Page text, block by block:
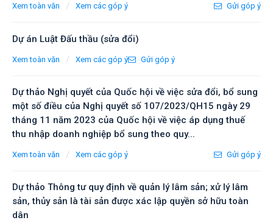
Xem toàn văn / Xem các góp ý Gửi góp ý
Dự án Luật Đấu thầu (sửa đổi)
Xem toàn văn / Xem các góp ý Gửi góp ý
Dự thảo Nghị quyết của Quốc hội về việc sửa đổi, bổ sung
một số điều của Nghị quyết số 107/2023/QH15 ngày 29
tháng 11 năm 2023 của Quốc hội về việc áp dụng thuế
thu nhập doanh nghiệp bổ sung theo quy...
Xem toàn văn / Xem các góp ý Gửi góp ý
Dự thảo Thông tư quy định về quản lý lâm sản; xử lý lâm
sản, thủy sản là tài sản được xác lập quyền sở hữu toàn
dân